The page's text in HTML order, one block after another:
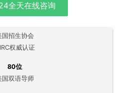
全天在线咨询
国招生协会
权威认证
80位
国双语导师